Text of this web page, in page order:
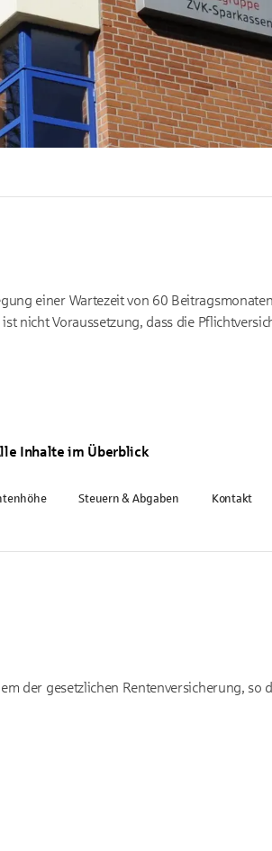
einer Wartezeit von 60
nicht Voraussetzung, dass die
Inhalte im Überblick
Steuern & Abgaben Kontakt
der gesetzlichen Rentenversicherung, so